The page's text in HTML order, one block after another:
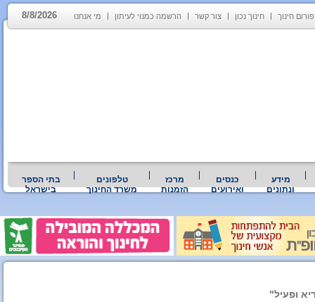
פורום חינוך חינוך נכון צור קשר הרשמה כמנוי לעיתון מי אנחנו 8/8/2026
מידע
ונתונים
כנסים
ואירועים
מרכז
הזמנות
טלפונים
משרד החינוך
בתי הספר
בישראל
ופעיל"